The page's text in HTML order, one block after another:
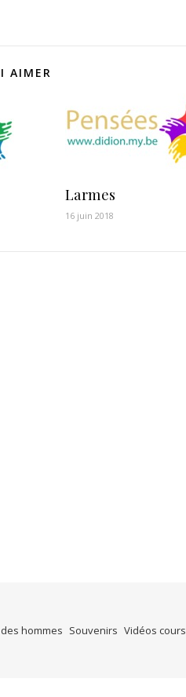
AIMER
Larmes
16 juin 2018
hommes Souvenirs Vidéos